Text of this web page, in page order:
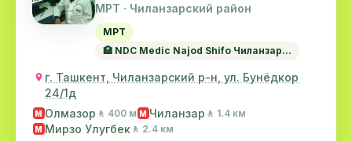
МРТ · Чиланзарский район
МРТ
🏥 NDC Medic Najod Shifo Чиланзар...
г. Ташкент, Чиланзарский р-н, ул. Бунёдкор
24/1д
M Олмазор 🚶 400 м M Чиланзар 🚶 1.4 км
M Мирзо Улугбек 🚶 2.4 км